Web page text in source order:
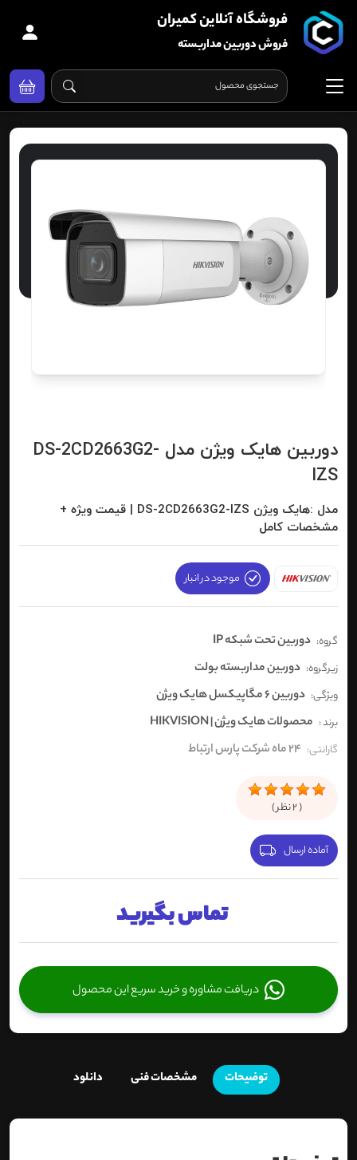
فروشگاه آنلاین کمیران
فروش دوربین مداربسته
دوربین هایک ویژن مدل DS-2CD2663G2-
IZS
مدل :هایک ویژن DS-2CD2663G2-IZS | قیمت ویژه +
مشخصات کامل
موجود در انبار
گروه: دوربین تحت شبکه IP
زیرگروه: دوربین مداربسته بولت
ویژگی: دوربین 6 مگاپیکسل هایک ویژن
برند : محصولات هایک ویژن | HIKVISION
گارانتی: 24 ماه شرکت پارس ارتباط
(
2نظر )
آماده ارسال
تماس بگیرید
دریافت مشاوره و خرید سریع این محصول
توضیحات مشخصات فنی دانلود